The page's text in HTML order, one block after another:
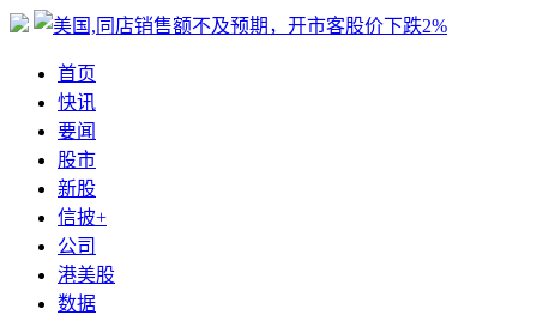
首页
快讯
要闻
股市
新股
信披+
公司
港美股
数据